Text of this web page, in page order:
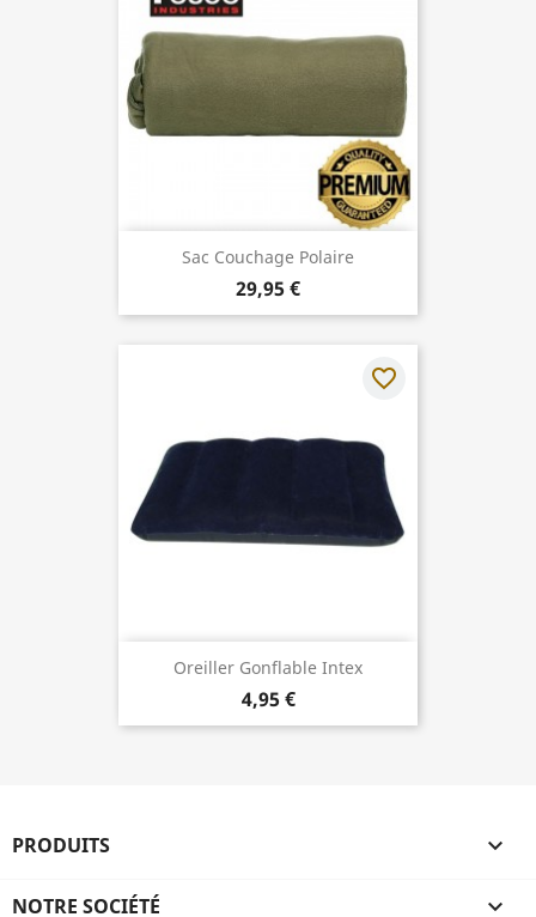
Sac Couchage Polaire
29,95 €
Oreiller Gonflable Intex
4,95 €
favorite_border
PRODUITS 
NOTRE SOCIÉTÉ 